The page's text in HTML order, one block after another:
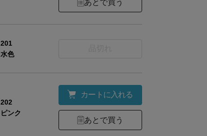
あとで買う
201
水色
202
ピンク
カートに入れる
あとで買う